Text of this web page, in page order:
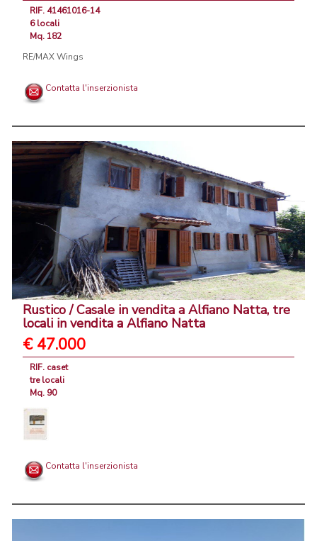
RIF. 41461016-14
6 locali
Mq. 182
RE/MAX Wings
Contatta l'inserzionista
Rustico / Casale in vendita a Alfiano Natta, tre
locali in vendita a Alfiano Natta
€ 47.000
RIF. caset
tre locali
Mq. 90
Contatta l'inserzionista